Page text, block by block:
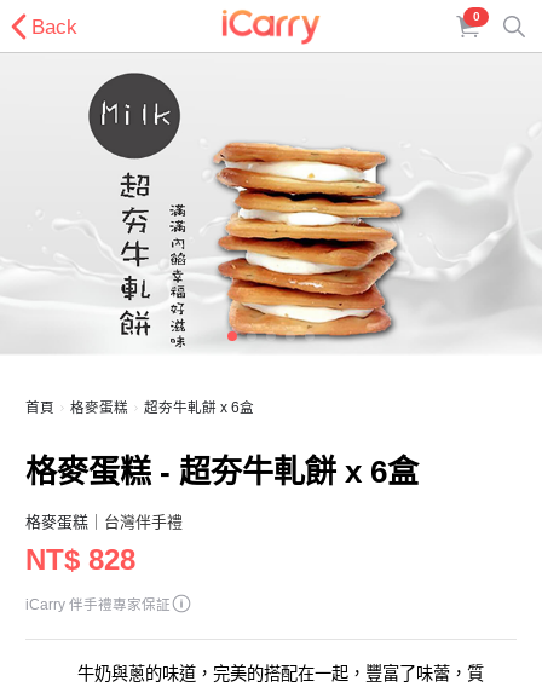
Back 0
首頁 格麥蛋糕 超夯牛軋餅 x 6盒
格麥蛋糕 - 超夯牛軋餅 x 6盒
格麥蛋糕 ｜台灣伴手禮
NT$ 828
iCarry 伴手禮專家保証
牛奶與蔥的味道，完美的搭配在一起，豐富了味蕾，質